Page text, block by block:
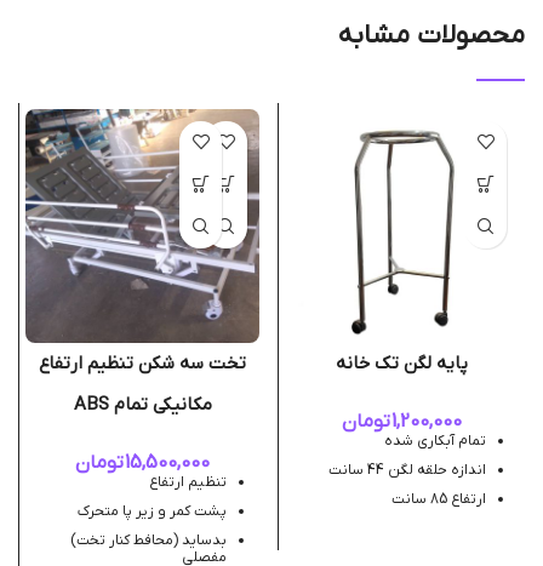
محصولات مشابه
پایه لگن تک خانه
1,200,000تومان
تمام آبکاری شده
اندازه حلقه لگن 44 سانت
ارتفاع 85 سانت
تخت سه شکن تنظیم ارتفاع
مکانیکی تمام ABS
15,500,000تومان
تنظیم ارتفاع
پشت کمر و زیر پا متحرک
بدساید (محافط کنار تخت)
مفصلی